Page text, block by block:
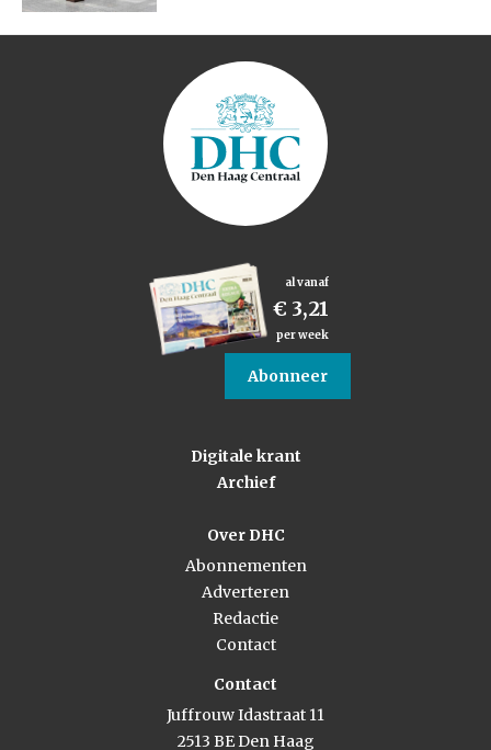
al vanaf
€ 3,21
per week
Abonneer
Digitale krant
Archief
Over DHC
Abonnementen
Adverteren
Redactie
Contact
Contact
Juffrouw Idastraat 11
2513 BE Den Haag